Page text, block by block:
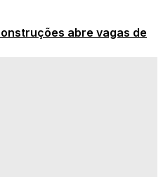
abre vagas de